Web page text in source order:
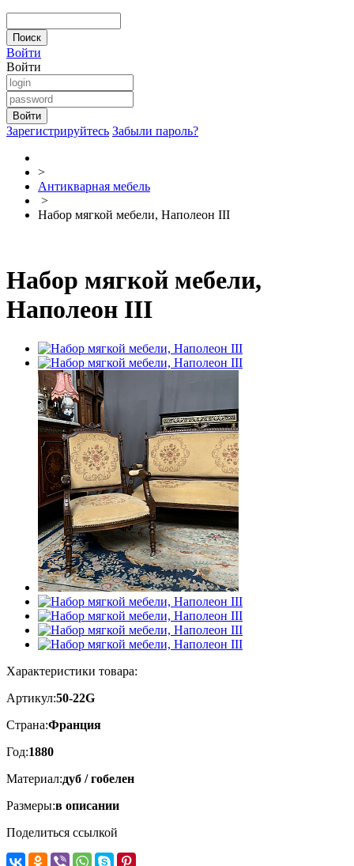
Войти
Войти
Зарегистрируйтесь Забыли пароль?
>
Антикварная мебель
>
Набор мягкой мебели, Наполеон III
Набор мягкой мебели,
Наполеон III
Характеристики товара:
Артикул:50-22G
Страна:Франция
Год:1880
Материал:дуб / гобелен
Размеры:в описании
Поделиться ссылкой